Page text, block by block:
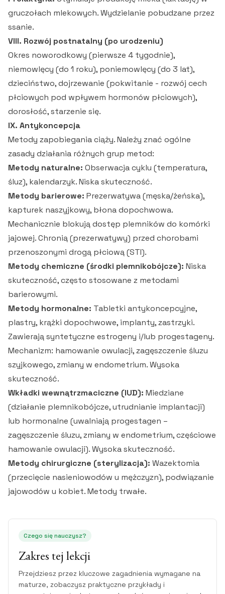
gruczołach mlekowych. Wydzielanie pobudzane przez
ssanie.
VIII. Rozwój postnatalny (po urodzeniu)
Okres noworodkowy (pierwsze 4 tygodnie),
niemowlęcy (do 1 roku), poniemowlęcy (do 3 lat),
dzieciństwo, dojrzewanie (pokwitanie - rozwój cech
płciowych pod wpływem hormonów płciowych),
dorosłość, starzenie się.
IX. Antykoncepcja
Metody zapobiegania ciąży. Należy znać ogólne
zasady działania różnych grup metod:
Metody naturalne: Obserwacja cyklu (temperatura,
śluz), kalendarzyk. Niska skuteczność.
Metody barierowe: Prezerwatywa (męska/żeńska),
kapturek naszyjkowy, błona dopochwowa.
Mechanicznie blokują dostęp plemników do komórki
jajowej. Chronią (prezerwatywy) przed chorobami
przenoszonymi drogą płciową (STI).
Metody chemiczne (środki plemnikobójcze): Niska
skuteczność, często stosowane z metodami
barierowymi.
Metody hormonalne: Tabletki antykoncepcyjne,
plastry, krążki dopochwowe, implanty, zastrzyki.
Zawierają syntetyczne estrogeny i/lub progestageny.
Mechanizm: hamowanie owulacji, zagęszczenie śluzu
szyjkowego, zmiany w endometrium. Wysoka
skuteczność.
Wkładki wewnątrzmaciczne (IUD): Miedziane
(działanie plemnikobójcze, utrudnianie implantacji)
lub hormonalne (uwalniają progestagen –
zagęszczenie śluzu, zmiany w endometrium, częściowe
hamowanie owulacji). Wysoka skuteczność.
Metody chirurgiczne (sterylizacja): Wazektomia
(przecięcie nasieniowodów u mężczyzn), podwiązanie
jajowodów u kobiet. Metody trwałe.
Czego się nauczysz?
Zakres tej lekcji
Przejdziesz przez kluczowe zagadnienia wymagane na
maturze, zobaczysz praktyczne przykłady i